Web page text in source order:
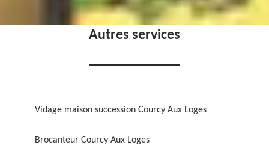
Autres services
Vidage maison succession Courcy Aux Loges
Brocanteur Courcy Aux Loges